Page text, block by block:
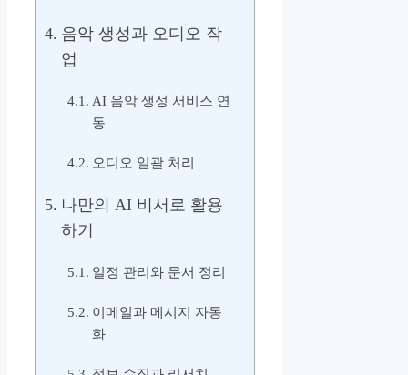
음악 생성과 오디오 작
업
AI 음악 생성 서비스 연
동
오디오 일괄 처리
나만의 AI 비서로 활용
하기
일정 관리와 문서 정리
이메일과 메시지 자동
화